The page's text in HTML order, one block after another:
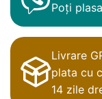
Poți
Livrare
plata cu
14 zile